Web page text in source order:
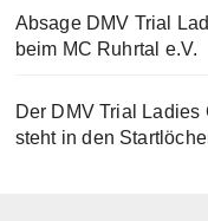
Absage DMV Trial
beim MC Ruhrtal e.V.
Der DMV Trial Ladies
steht in den